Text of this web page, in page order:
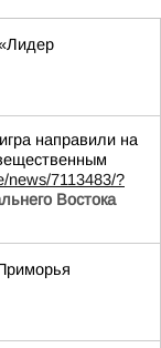
направили на
news/7113483/?
Востока